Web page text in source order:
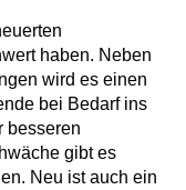
haben. Neben
wird es einen
bei Bedarf ins
besseren
gibt es
Neu ist auch ein